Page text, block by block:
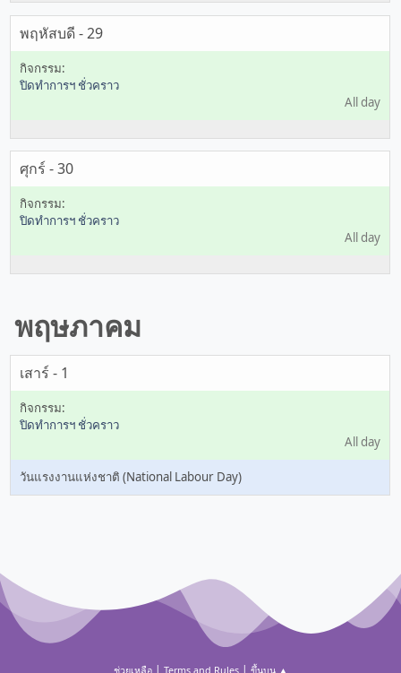
พฤหัสบดี - 29
ปิดทำการฯ ชั่วคราว
All day
ศุกร์ - 30
ปิดทำการฯ ชั่วคราว
All day
พฤษภาคม
เสาร์ - 1
ปิดทำการฯ ชั่วคราว
All day
วันแรงงานแห่งชาติ (National Labour Day)
ช่วยเหลือ Terms and Rules ขึ้นบน ▲